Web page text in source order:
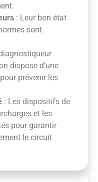
: Leur bon état
sont
dispose d’une
prévenir les
: Les dispositifs de
et les
pour garantir
le circuit